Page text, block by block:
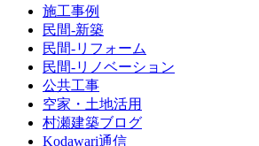
施工事例
民間-新築
民間-リフォーム
民間-リノベーション
公共工事
空家・土地活用
村瀬建築ブログ
Kodawari通信